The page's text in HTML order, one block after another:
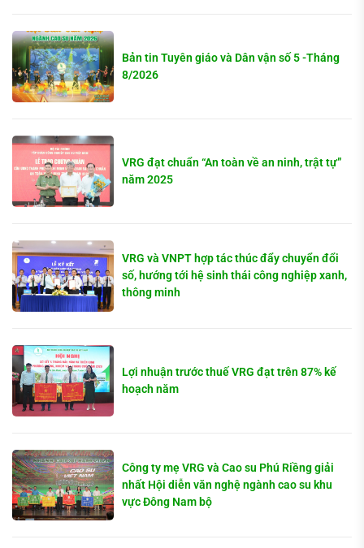
Bản tin Tuyên giáo và Dân vận số 5 -Tháng
8/2026
VRG đạt chuẩn “An toàn về an ninh, trật tự”
năm 2025
VRG và VNPT hợp tác thúc đẩy chuyển đổi
số, hướng tới hệ sinh thái công nghiệp xanh,
thông minh
Lợi nhuận trước thuế VRG đạt trên 87% kế
hoạch năm
Công ty mẹ VRG và Cao su Phú Riềng giải
nhất Hội diễn văn nghệ ngành cao su khu
vực Đông Nam bộ